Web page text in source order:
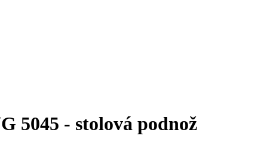
5045 - stolová podnož